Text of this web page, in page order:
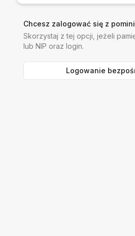
Chcesz zalogować się z
Skorzystaj z tej opcji, jeżeli
lub NIP oraz login.
Logowanie